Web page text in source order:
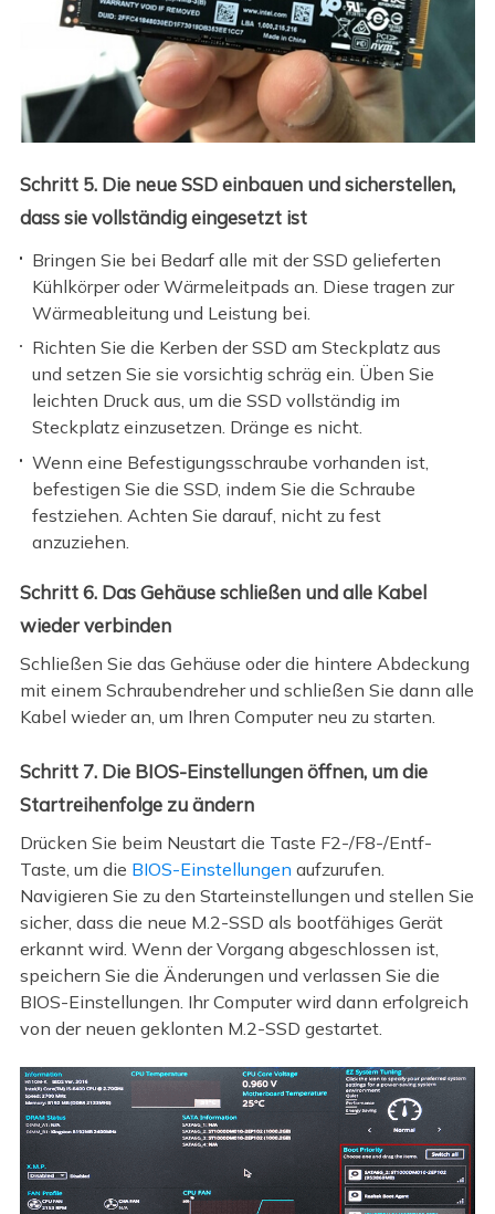
Schritt 5. Die neue SSD einbauen und sicherstellen,
dass sie vollständig eingesetzt ist
Bringen Sie bei Bedarf alle mit der SSD gelieferten
Kühlkörper oder Wärmeleitpads an. Diese tragen zur
Wärmeableitung und Leistung bei.
Richten Sie die Kerben der SSD am Steckplatz aus
und setzen Sie sie vorsichtig schräg ein. Üben Sie
leichten Druck aus, um die SSD vollständig im
Steckplatz einzusetzen. Dränge es nicht.
Wenn eine Befestigungsschraube vorhanden ist,
befestigen Sie die SSD, indem Sie die Schraube
festziehen. Achten Sie darauf, nicht zu fest
anzuziehen.
Schritt 6. Das Gehäuse schließen und alle Kabel
wieder verbinden
Schließen Sie das Gehäuse oder die hintere Abdeckung
mit einem Schraubendreher und schließen Sie dann alle
Kabel wieder an, um Ihren Computer neu zu starten.
Schritt 7. Die BIOS-Einstellungen öffnen, um die
Startreihenfolge zu ändern
Drücken Sie beim Neustart die Taste F2-/F8-/Entf-
Taste, um die BIOS-Einstellungen aufzurufen.
Navigieren Sie zu den Starteinstellungen und stellen Sie
sicher, dass die neue M.2-SSD als bootfähiges Gerät
erkannt wird. Wenn der Vorgang abgeschlossen ist,
speichern Sie die Änderungen und verlassen Sie die
BIOS-Einstellungen. Ihr Computer wird dann erfolgreich
von der neuen geklonten M.2-SSD gestartet.